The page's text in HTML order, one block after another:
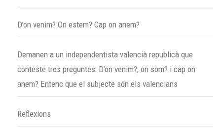
D’on venim? On estem? Cap on anem?
Demanen a un independentista valencià republicà que
conteste tres preguntes: D’on venim?, on som? i cap on
anem? Entenc que el subjecte són els valencians
Reflexions